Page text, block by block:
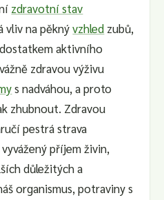
zdravotní stav
vliv na pěknývzhled zubů,
aktivního
zdravou výživu
s nadváhou, a proto
zhubnout. Zdravou
pestrá strava
příjem živin,
důležitých a
organismus, potraviny s